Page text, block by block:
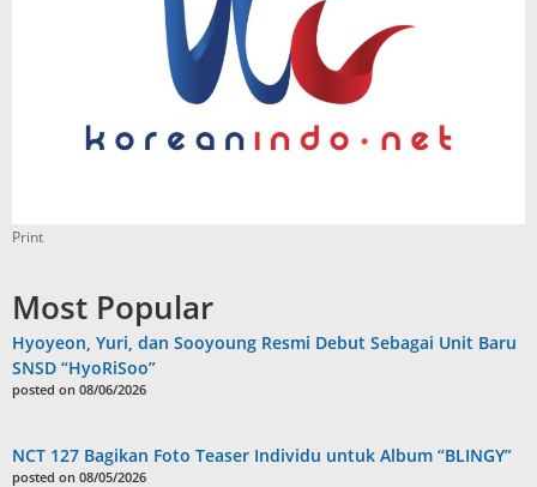
Print
Most Popular
Hyoyeon, Yuri, dan Sooyoung Resmi Debut Sebagai Unit Baru
SNSD “HyoRiSoo”
posted on 08/06/2026
NCT 127 Bagikan Foto Teaser Individu untuk Album “BLINGY”
posted on 08/05/2026